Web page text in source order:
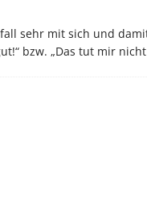
sehr mit sich und
bzw. „Das tut mir